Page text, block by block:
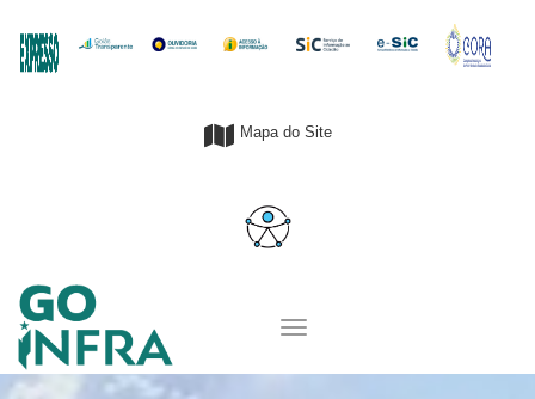
Mapa do Site